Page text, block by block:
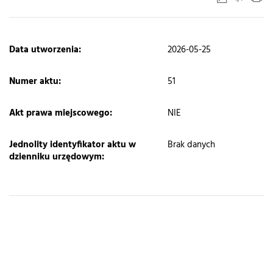
​Data utworzenia: 2026-05-25
Numer aktu: 51
Akt prawa miejscowego: NIE
Jednolity identyfikator aktu w
dzienniku urzędowym:
Brak danych